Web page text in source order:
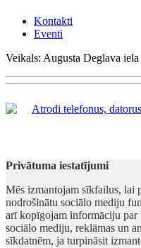
Kontakti
Eventi
Veikals: Augusta Deglava
Privātuma iestatījumi
Mēs izmantojam sīkfailus, lai
nodrošinātu sociālo mediju
arī kopīgojam informāciju par
sociālo mediju, reklāmas un
sīkdatnēm, ja turpināsit